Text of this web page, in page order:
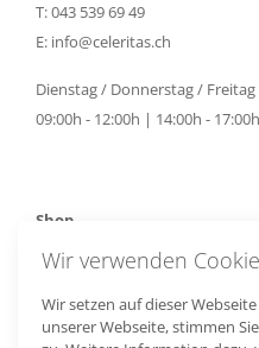
Wir verwenden
Wir setzen auf dieser
unserer Webseite, stimmen
T: 043 539 69 49
E: info@celeritas.ch
Dienstag / Donnerstag / Freitag
09:00h - 12:00h | 14:00h - 17:00h
Shop
Impressum
AGB
Datenschutzerklärung